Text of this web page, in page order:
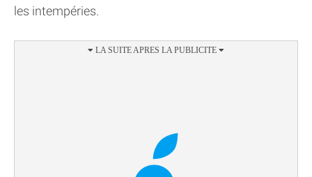
les intempéries.